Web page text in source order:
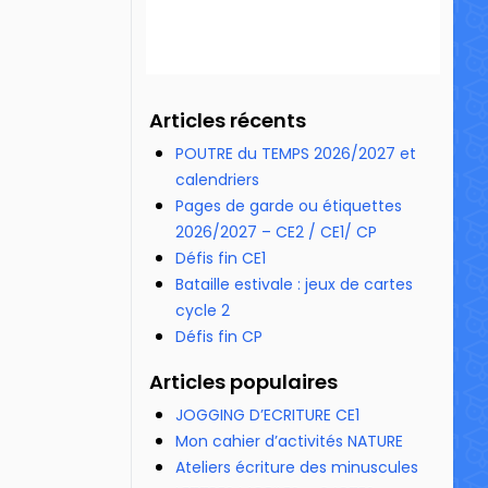
Articles récents
POUTRE du TEMPS 2026/2027 et
calendriers
Pages de garde ou étiquettes
2026/2027 – CE2 / CE1/ CP
Défis fin CE1
Bataille estivale : jeux de cartes
cycle 2
Défis fin CP
Articles populaires
JOGGING D’ECRITURE CE1
Mon cahier d’activités NATURE
Ateliers écriture des minuscules